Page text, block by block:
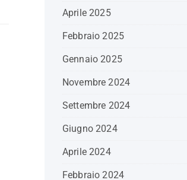
Aprile 2025
Febbraio 2025
Gennaio 2025
Novembre 2024
Settembre 2024
Giugno 2024
Aprile 2024
Febbraio 2024